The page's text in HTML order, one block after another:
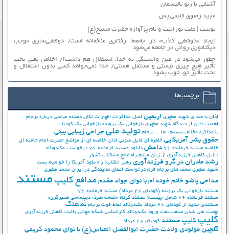
آشنایی با رنو تالیسمان
مجید رضوی قلبمی پس
توییت | علت نورانیت و نام پرآوازه حضرت مسیح(ع)
ایجاد «دوقطبی کاذب» در جامعه، رفتاری منافقانه است/ دوقطبی‌سازی موجب
دیکتاتوری روانی در جامعه می‌شود
چطور می‌شود در عین وابستگی به خدا، استقلال هم داشت؟/ اخلاص یعنی تحت
تأثیر هیچ چیزی نیستی و مستقل هستی/ خدا نمی‌خواهد کسی بدون استقلال و
تحت تأثیر جوّ، خوب بشود
برچسب‌ها
اذان با صدای شهید مطهری اربعین اصل مذاکرات اظهارات تکان دهنده عباسی درباره برجام
اهمیت اذان از دیدگاه شهید مطهری بازخوانی یک پرونده بازخوانی یک کودتا
با مذاکره مخالف نیستم، اما ... برجام تولید ملی جراحی زیبایی بینی
حقوق بشر آمریکایی خاطره ای فایل صوتی اذان خلاصه ای از مواضع حضرت امام خامنه ای
خلاصه مستند فرمانده 76
داعش دانلود مستند فرمانده 76
درخواست مک‌دونالد
دلایل کاهش فرزندآوری از زبان مردم راه علاج مشکلات کشور ...
رشد مادران در گرو فرزندآوری رهبر انقلاب: راه نفوذ آمریکا را خواهیم بست
شهید مطهری ضعف های برجام فرم درخواست اعطای نمایندگی در ایران محمد مطهری
مداحی پاشو خانم خونه ام با نوای جواد مقدم مدافع کلیپ مستند
مستند بازخوانی یک پرونده (کودتای 28 مرداد)
مستند فرمانده 76
مستند فرمانده 76 شامل چیست؟
مستند کوتاه «نقشه نفوذ؛ دیپلماسی همبرگری»
مستندی جدید از کودتای 28 مرداد
مک‌دونالد نقاط قوت برجام نماهنگ
نهضت ملي شدن صنعت نفت ورود مک‌دونالد کارشناس شبکه جهانی ولایت کاهش فرزندآوری
کلیپ کلیپ مستند کودتای 28 مرداد
گلچین مولودی ولادت حضرت ابوالفضل العباس(ع) با نوای محمود کریمی